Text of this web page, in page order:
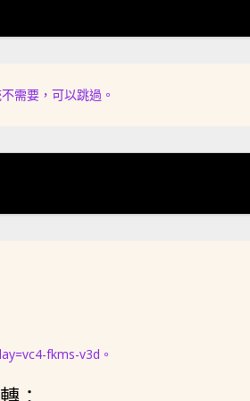
需要，可以跳過。
fkms-v3d。
：